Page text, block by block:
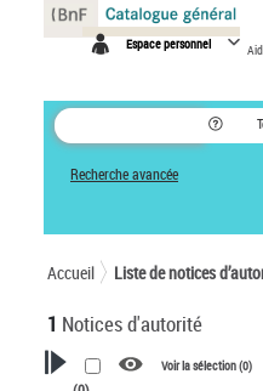
Espace personnel
Recherche avancée
Accueil Liste de notices
1 Notices d'autorité
Voir la sélection (0)
Panneau de gestion des cookies